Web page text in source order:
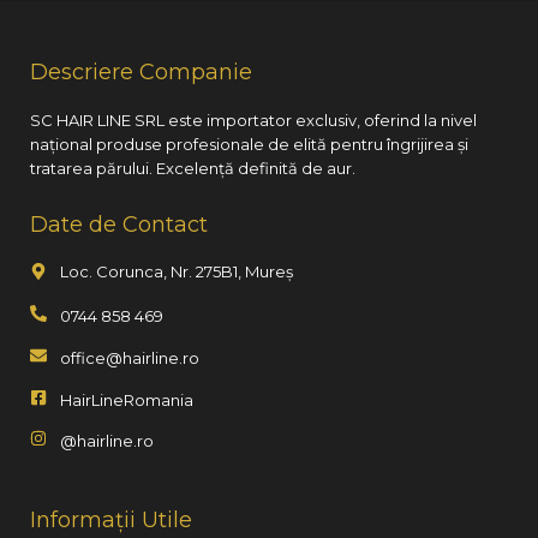
Descriere Companie
SC HAIR LINE SRL este importator exclusiv, oferind la nivel
național produse profesionale de elită pentru îngrijirea și
tratarea părului. Excelență definită de aur.
Date de Contact
Loc. Corunca, Nr. 275B1, Mureș
0744 858 469
office@hairline.ro
HairLineRomania
@hairline.ro
Informații Utile